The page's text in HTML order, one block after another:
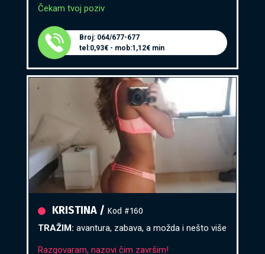
Broj: 064/677-677
tel:0,93€ - mob:1,12€ min
KRISTINA /